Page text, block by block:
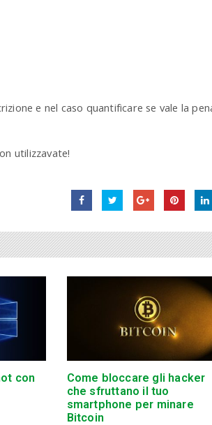
e nel caso quantificare se vale la
utilizzavate!
con
Come bloccare gli hacker
che sfruttano il tuo
smartphone per minare
Bitcoin